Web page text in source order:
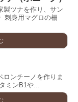
製ツナを作り、サン
刺身用マグロの柵
ロンチーノを作りま
ミンB1や...